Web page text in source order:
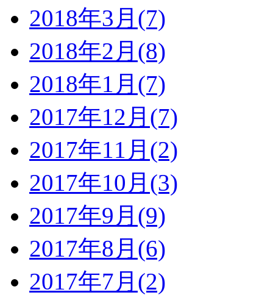
2018年3月(7)
2018年2月(8)
2018年1月(7)
2017年12月(7)
2017年11月(2)
2017年10月(3)
2017年9月(9)
2017年8月(6)
2017年7月(2)